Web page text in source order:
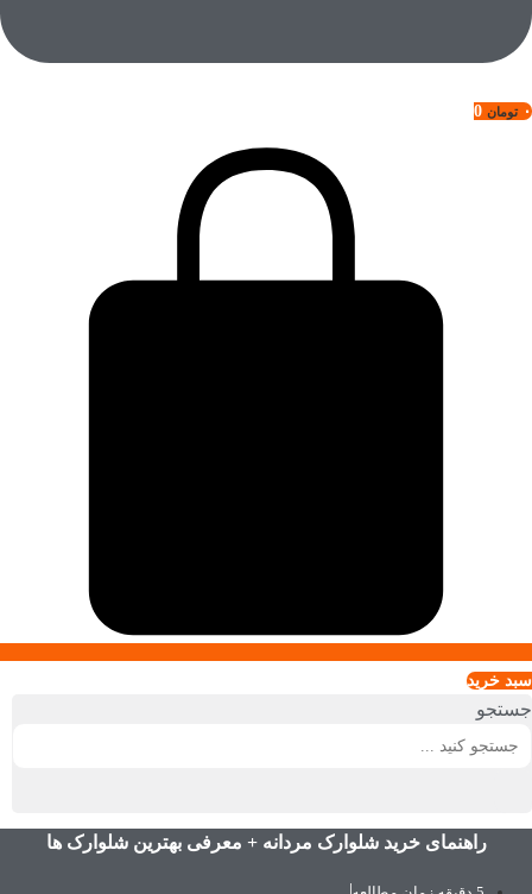
۰ تومان 0
سبد خريد
جستجو
راهنمای خرید شلوارک مردانه + معرفی بهترین شلوارک ها